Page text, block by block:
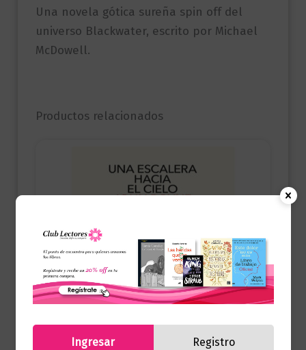
Una novela gótica sureña spin off del
universo Blackwater, escrito por Michael
McDowell.
Productos relacionados
Ingresar Registro